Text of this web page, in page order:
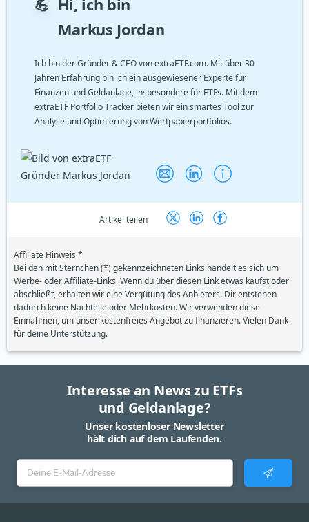
💪
Hi, ich bin
Markus Jordan
Ich bin der Gründer & CEO von extraETF.com. Mit über 30
Jahren Erfahrung bin ich ein ausgewiesener Experte für
Finanzen und Geldanlage, insbesondere für ETFs. Mit dem
extraETF Portfolio Tracker bieten wir ein smartes Tool zur
Analyse und Optimierung von Wertpapierportfolios.
Artikel teilen
Affiliate Hinweis *
Bei den mit Sternchen (*) gekennzeichneten Links handelt es sich um
Werbe- oder Affiliate-Links. Wenn du über diesen Link etwas kaufst oder
abschließt, erhalten wir eine Vergütung des Anbieters. Dir entstehen
dadurch keine Nachteile oder Mehrkosten. Wir verwenden diese
Einnahmen, um unser kostenfreies Angebot zu finanzieren. Vielen Dank
für deine Unterstützung.
Interesse an News zu ETFs
und Geldanlage?
Unser kostenloser Newsletter
hält dich auf dem Laufenden.